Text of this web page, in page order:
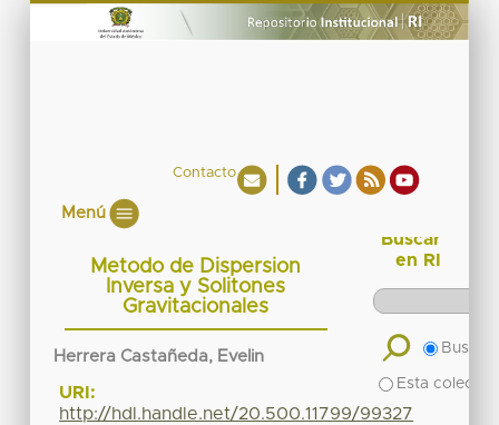
Contacto
Menú
Metodo de Dispersion
Inversa y Solitones
Gravitacionales
Herrera Castañeda, Evelin
URI:
http://hdl.handle.net/20.500.11799/99327
Buscar
en RI
Buscar
Esta